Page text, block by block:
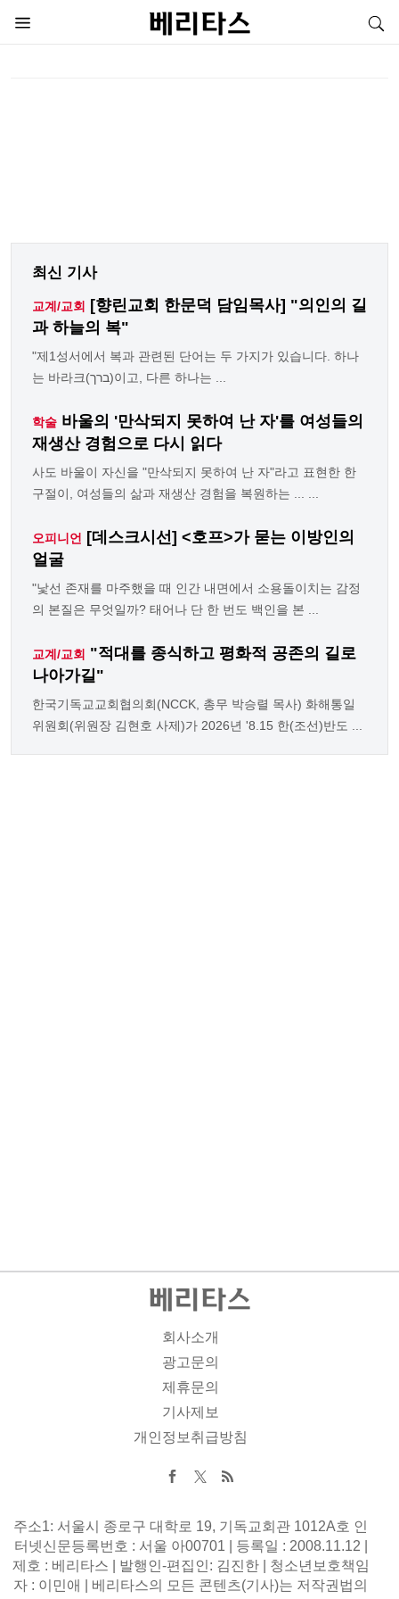
최신 기사
교계/교회
[향린교회 한문덕 담임목사] "의인의 길
과 하늘의 복"
"제1성서에서 복과 관련된 단어는 두 가지가 있습니다. 하나
는 바라크(ברך)이고, 다른 하나는 ...
학술 바울의 '만삭되지 못하여 난 자'를 여성들의
재생산 경험으로 다시 읽다
사도 바울이 자신을 "만삭되지 못하여 난 자"라고 표현한 한
구절이, 여성들의 삶과 재생산 경험을 복원하는 ... ...
오피니언 [데스크시선] <호프>가 묻는 이방인의
얼굴
"낯선 존재를 마주했을 때 인간 내면에서 소용돌이치는 감정
의 본질은 무엇일까? 태어나 단 한 번도 백인을 본 ...
교계/교회 "적대를 종식하고 평화적 공존의 길로
나아가길"
한국기독교교회협의회(NCCK, 총무 박승렬 목사) 화해통일
위원회(위원장 김현호 사제)가 2026년 '8.15 한(조선)반도 ...
회사소개
광고문의
제휴문의
기사제보
개인정보취급방침
주소1: 서울시 종로구 대학로 19, 기독교회관 1012A호 인
터넷신문등록번호 : 서울 아00701 | 등록일 : 2008.11.12 |
제호 : 베리타스 | 발행인-편집인: 김진한 | 청소년보호책임
자 : 이민애 | 베리타스의 모든 콘텐츠(기사)는 저작권법의